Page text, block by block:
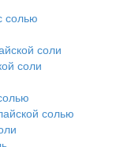
солью
соли
соли
солью